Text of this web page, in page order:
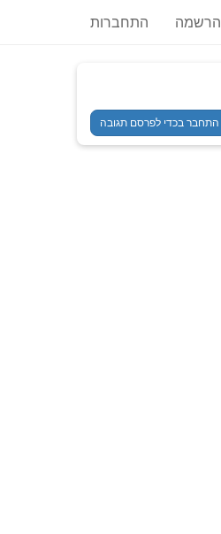
הרשמה התחברות
התחבר בכדי לפרסם תגובה